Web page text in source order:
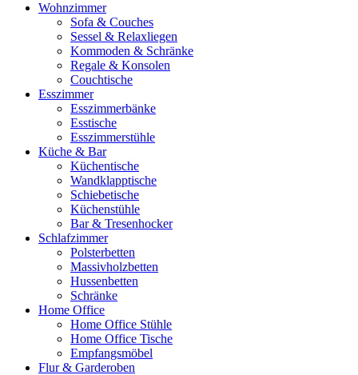
Wohnzimmer
Sofa & Couches
Sessel & Relaxliegen
Kommoden & Schränke
Regale & Konsolen
Couchtische
Esszimmer
Esszimmerbänke
Esstische
Esszimmerstühle
Küche & Bar
Küchentische
Wandklapptische
Schiebetische
Küchenstühle
Bar & Tresenhocker
Schlafzimmer
Polsterbetten
Massivholzbetten
Hussenbetten
Schränke
Home Office
Home Office Stühle
Home Office Tische
Empfangsmöbel
Flur & Garderoben